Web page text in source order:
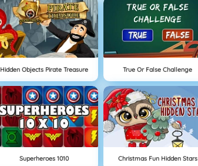
Hidden Objects Pirate Treasure True Or False Challenge
Superheroes 1010 Christmas Fun Hidden Stars